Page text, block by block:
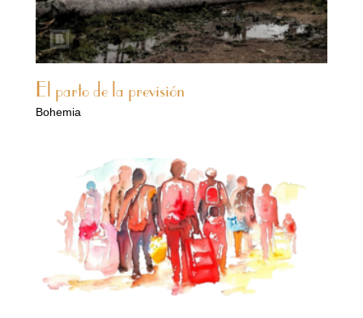
El parto de la previsión
Bohemia